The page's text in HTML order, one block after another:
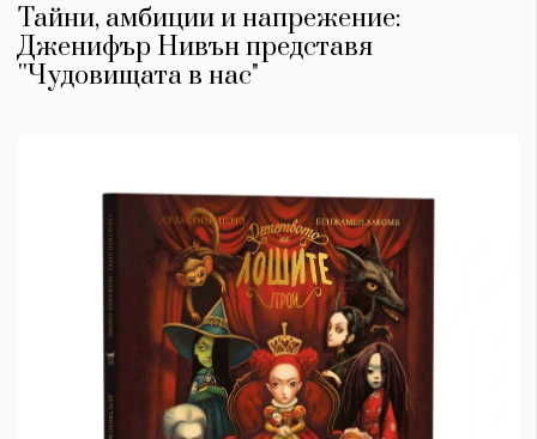
Тайни, амбиции и напрежение:
Дженифър Нивън представя
''Чудовищата в нас"